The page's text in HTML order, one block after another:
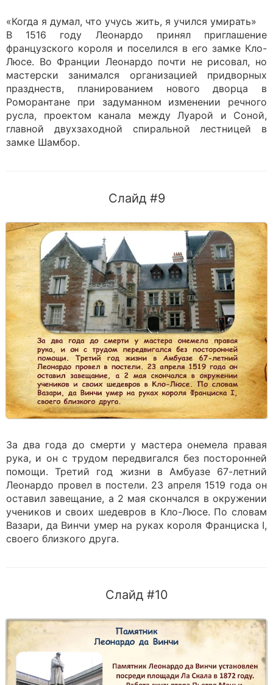
«Когда я думал, что учусь жить, я учился умирать»
В 1516 году Леонардо принял приглашение
французского короля и поселился в его замке Кло-
Люсе. Во Франции Леонардо почти не рисовал, но
мастерски занимался организацией придворных
празднеств, планированием нового дворца в
Роморантане при задуманном изменении речного
русла, проектом канала между Луарой и Соной,
главной двухзаходной спиральной лестницей в
замке Шамбор.
Слайд #9
За два года до смерти у мастера онемела правая
рука, и он с трудом передвигался без посторонней
помощи. Третий год жизни в Амбуазе 67-летний
Леонардо провел в постели. 23 апреля 1519 года он
оставил завещание, а 2 мая скончался в окружении
учеников и своих шедевров в Кло-Люсе. По словам
Вазари, да Винчи умер на руках короля Франциска I,
своего близкого друга.
Слайд #10